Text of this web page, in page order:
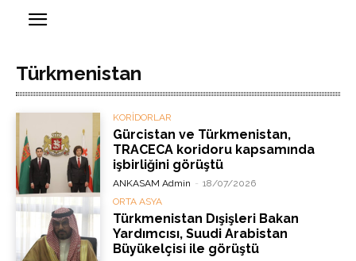
Türkmenistan
KORİDORLAR
Gürcistan ve Türkmenistan,
TRACECA koridoru kapsamında
işbirliğini görüştü
ANKASAM Admin - 18/07/2026
ORTA ASYA
Türkmenistan Dışişleri Bakan
Yardımcısı, Suudi Arabistan
Büyükelçisi ile görüştü